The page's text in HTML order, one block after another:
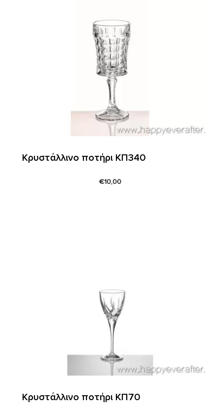
Κρυστάλλινο ποτήρι ΚΠ340
€10,00
Κρυστάλλινο ποτήρι ΚΠ70